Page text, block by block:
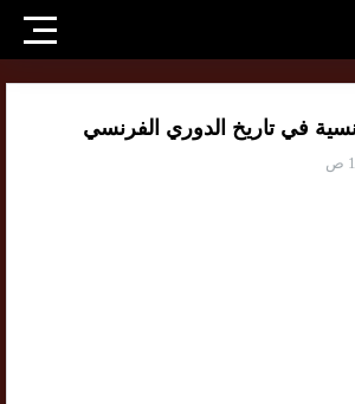
في تاريخ الدوري الفرنسي